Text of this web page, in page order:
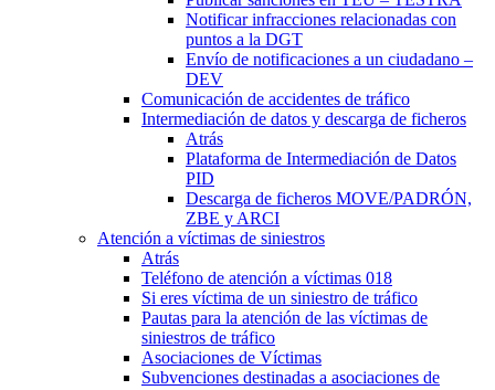
Notificar infracciones relacionadas con
puntos a la DGT
Envío de notificaciones a un ciudadano –
DEV
Comunicación de accidentes de tráfico
Intermediación de datos y descarga de ficheros
Atrás
Plataforma de Intermediación de Datos
PID
Descarga de ficheros MOVE/PADRÓN,
ZBE y ARCI
Atención a víctimas de siniestros
Atrás
Teléfono de atención a víctimas 018
Si eres víctima de un siniestro de tráfico
Pautas para la atención de las víctimas de
siniestros de tráfico
Asociaciones de Víctimas
Subvenciones destinadas a asociaciones de